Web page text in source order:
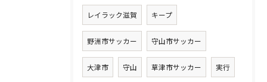
レイラック滋賀 キープ
野洲市サッカー 守山市サッカー
大津市 守山 草津市サッカー 実行